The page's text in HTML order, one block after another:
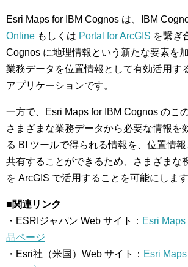
Esri Maps for IBM Cognos は、IBM
Online もしくは Portal for ArcGIS を繋ぎ
Cognos に地理情報という新たな要素を
業務データを位置情報として有効活用す
アプリケーションです。
一方で、Esri Maps for IBM Cognos のこ
さまざまな業務データから必要な情報を
る BI ツールで得られる情報を、位置情
共有することができるため、さまざまな
を ArcGIS で活用することを可能にします
■関連リンク
・ESRIジャパン Web サイト： Esri
品ページ
・Esri社（米国）Web サイト： Esri